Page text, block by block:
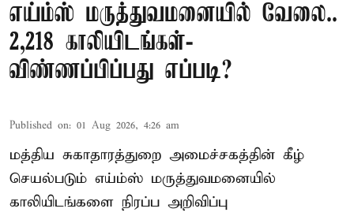
எய்ம்ஸ் மருத்துவமனையில் வேலை..
2,218 காலியிடங்கள்-
விண்ணப்பிப்பது எப்படி?
Published on: 01 Aug 2026, 4:26 am
மத்திய சுகாதாரத்துறை அமைச்சகத்தின் கீழ்
செயல்படும் எய்ம்ஸ் மருத்துவமனையில்
காலியிடங்களை நிரப்ப அறிவிப்பு